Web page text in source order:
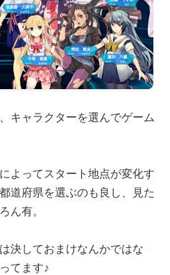
キャラクターを選んでゲーム
よってスタート地点が変化す
道府県を選ぶのも良し、見た
ん有。
決しておまけなんかではな
てます♪